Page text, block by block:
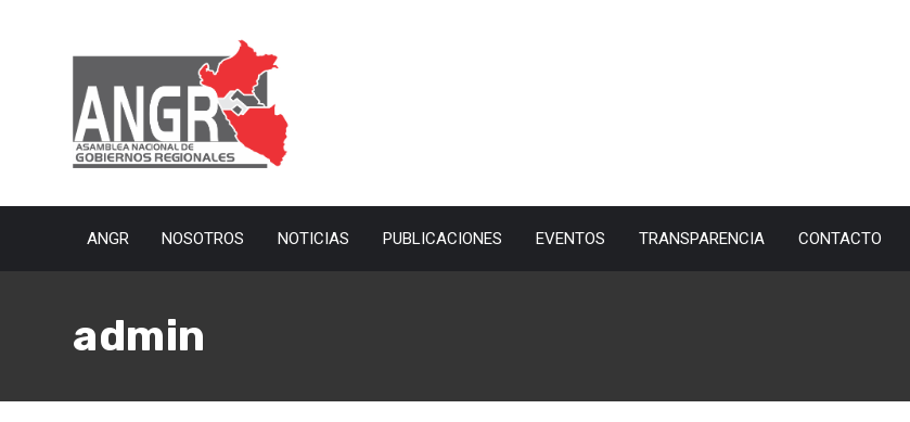
ANGR NOSOTROS NOTICIAS PUBLICACIONES EVENTOS TRANSPARENCIA CONTACTO
admin